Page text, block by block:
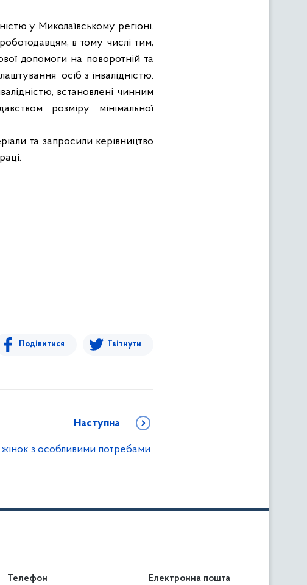
у Миколаївському регіоні.
в тому числі тим,
допомоги на поворотній та
осіб з інвалідністю.
встановлені чинним
розміру мінімальної
та запросили керівництво
Поділитися Твітнути
Наступна
жінок з особливими потребами
Діяльність
Телефон Електронна пошта